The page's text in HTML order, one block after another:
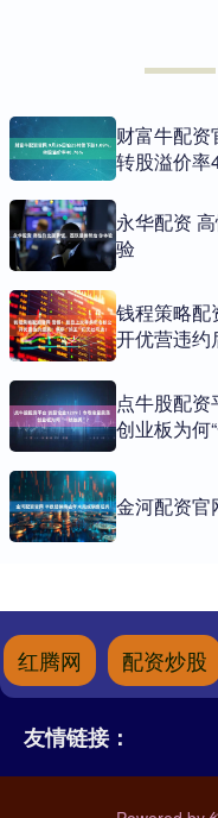
财富牛配资
转股溢价率
永华配资
验
钱程策略配
开优营违约
点牛股配
创业板为何
金河配资官
红腾网 配资炒股
友情链接：